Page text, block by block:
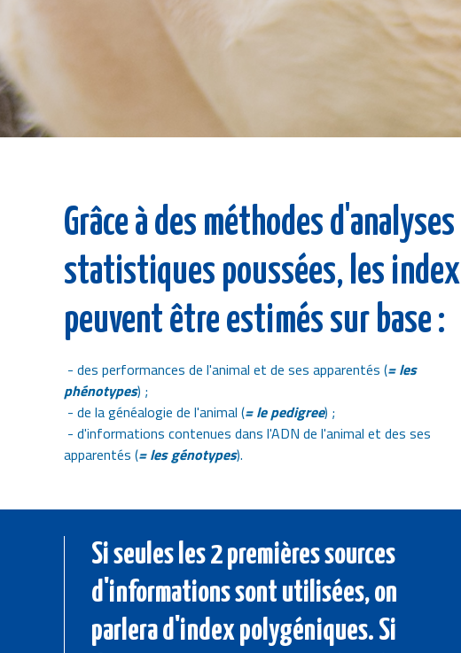
Grâce à des méthodes d'analyses
statistiques poussées, les index
peuvent être estimés sur base :
- des performances de l'animal et de ses apparentés (= les
phénotypes) ;
- de la généalogie de l'animal (= le pedigree) ;
- d'informations contenues dans l'ADN de l'animal et des ses
apparentés (= les génotypes).
Si seules les 2 premières sources
d'informations sont utilisées, on
parlera d'index polygéniques. Si